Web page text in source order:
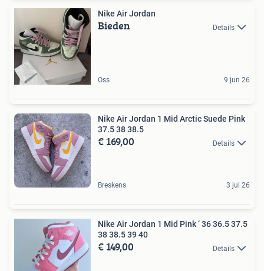
Nike Air Jordan
Bieden Details
Oss 9 jun 26
Nike Air Jordan 1 Mid Arctic Suede Pink
37.5 38 38.5
€ 169,00 Details
Breskens 3 jul 26
Nike Air Jordan 1 Mid Pink ‘ 36 36.5 37.5
38 38.5 39 40
€ 149,00 Details